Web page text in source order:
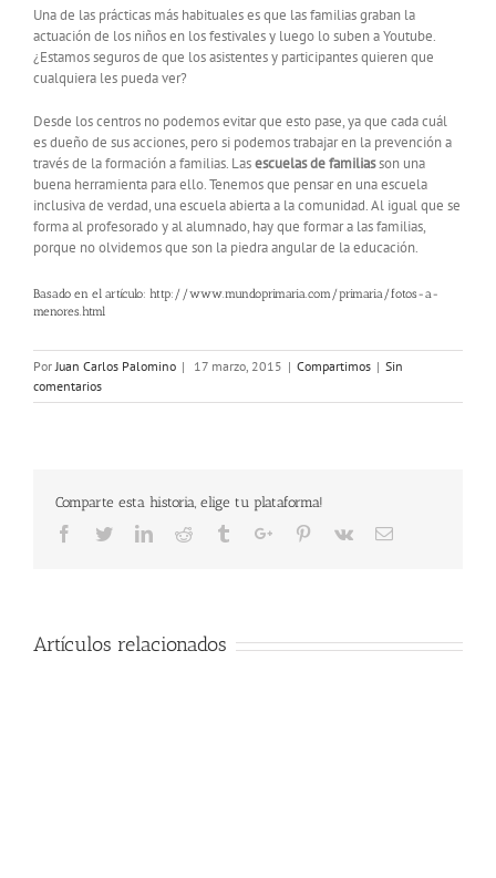
Una de las prácticas más habituales es que las familias graban la
actuación de los niños en los festivales y luego lo suben a Youtube.
¿Estamos seguros de que los asistentes y participantes quieren que
cualquiera les pueda ver?
Desde los centros no podemos evitar que esto pase, ya que cada cuál
es dueño de sus acciones, pero si podemos trabajar en la prevención a
través de la formación a familias. Lasescuelas de familiasson una
buena herramienta para ello. Tenemos que pensar en una escuela
inclusiva de verdad, una escuela abierta a la comunidad. Al igual que se
forma al profesorado y al alumnado, hay que formar a las familias,
porque no olvidemos que son la piedra angular de la educación.
Basado en el artículo: http://www.mundoprimaria.com/primaria/fotos-a-
menores.html
PorJuan Carlos Palomino | 17 marzo, 2015 | Compartimos | Sin
comentarios
Comparte esta historia, elige tu plataforma!
Facebook
TwitterLinkedinReddit TumblrGoogle+Pinterest
Vk Email
Artículos relacionados